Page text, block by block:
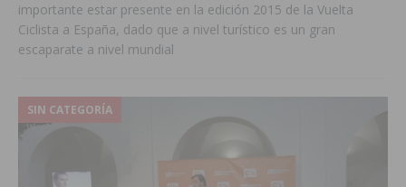
importante estar presente en la edición 2015 de la Vuelta
Ciclista a España, dado que a nivel turístico es un gran
escaparate a nivel mundial
SIN CATEGORÍA